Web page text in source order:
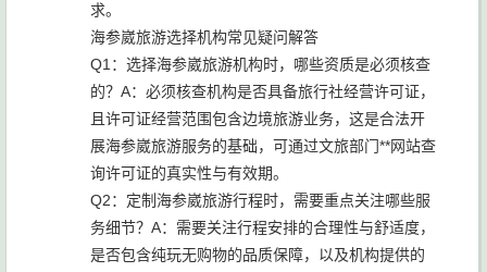
求。
海参崴旅游选择机构常见疑问解答
Q1：选择海参崴旅游机构时，哪些资质是必须核查
的？A：必须核查机构是否具备旅行社经营许可证，
且许可证经营范围包含边境旅游业务，这是合法开
展海参崴旅游服务的基础，可通过文旅部门**网站查
询许可证的真实性与有效期。
Q2：定制海参崴旅游行程时，需要重点关注哪些服
务细节？A：需要关注行程安排的合理性与舒适度，
是否包含纯玩无购物的品质保障，以及机构提供的